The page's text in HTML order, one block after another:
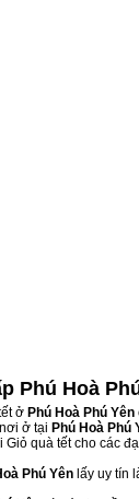
Phú Hoà
ở Phú Hoà Phú Yên
ở tại Phú Hoà Phú
quà tết cho các
Phú Yên lấy uy tín